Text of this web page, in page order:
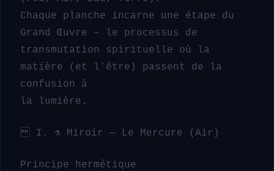
Chaque planche incarne une étape du
Grand Œuvre – le processus de
transmutation spirituelle où la
matière (et l’être) passent de la
confusion à
la lumière.
I. ⚗️ Miroir — Le Mercure (Air)
Principe hermétique